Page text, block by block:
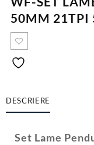
50MM 21TPI
DESCRIERE
Set Lame